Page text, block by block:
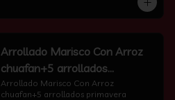
Arrollado Marisco Con Arroz
chuafan+5 arrollados
primavera
Arrollado Marisco Con Arroz
chuafan+5 arrollados primavera